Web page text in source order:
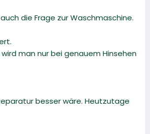
die Frage zur Waschmaschine.
man nur bei genauem Hinsehen
besser wäre. Heutzutage